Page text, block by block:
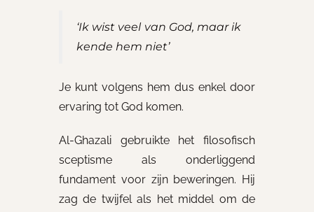
‘Ik wist veel van God, maar ik
kende hem niet’
Je kunt volgens hem dus enkel door
ervaring tot God komen.
Al-Ghazali gebruikte het filosofisch
sceptisme als onderliggend
fundament voor zijn beweringen. Hij
zag de twijfel als het middel om de